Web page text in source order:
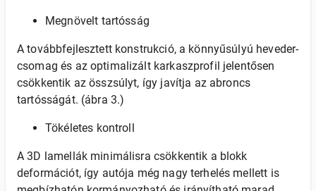
Megnövelt tartósság
A továbbfejlesztett konstrukció, a könnyűsúlyú heveder-
csomag és az optimalizált karkaszprofil jelentősen
csökkentik az összsúlyt, így javítja az abroncs
tartósságát. (ábra 3.)
Tökéletes kontroll
A 3D lamellák minimálisra csökkentik a blokk
deformációt, így autója még nagy terhelés mellett is